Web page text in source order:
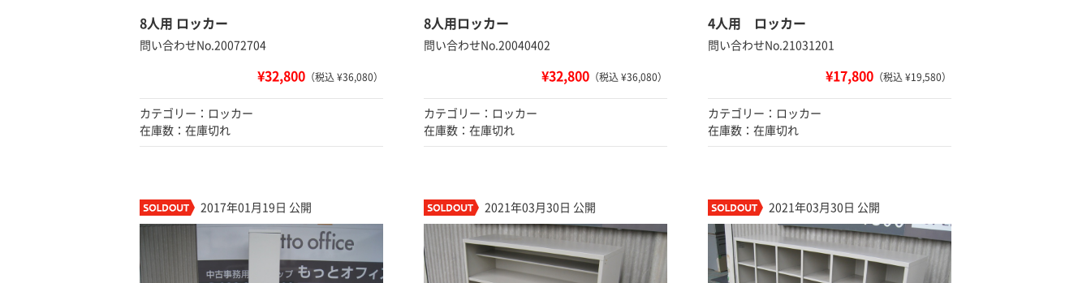
8人用 ロッカー
問い合わせNo.20072704
¥32,800 （税込 ¥36,080）
カテゴリー：ロッカー
在庫数：在庫切れ
8人用ロッカー
問い合わせNo.20040402
¥32,800 （税込 ¥36,080）
カテゴリー：ロッカー
在庫数：在庫切れ
4人用 ロッカー
問い合わせNo.21031201
¥17,800 （税込 ¥19,580）
カテゴリー：ロッカー
在庫数：在庫切れ
2017年01月19日 公開 2021年03月30日 公開 2021年03月30日 公開